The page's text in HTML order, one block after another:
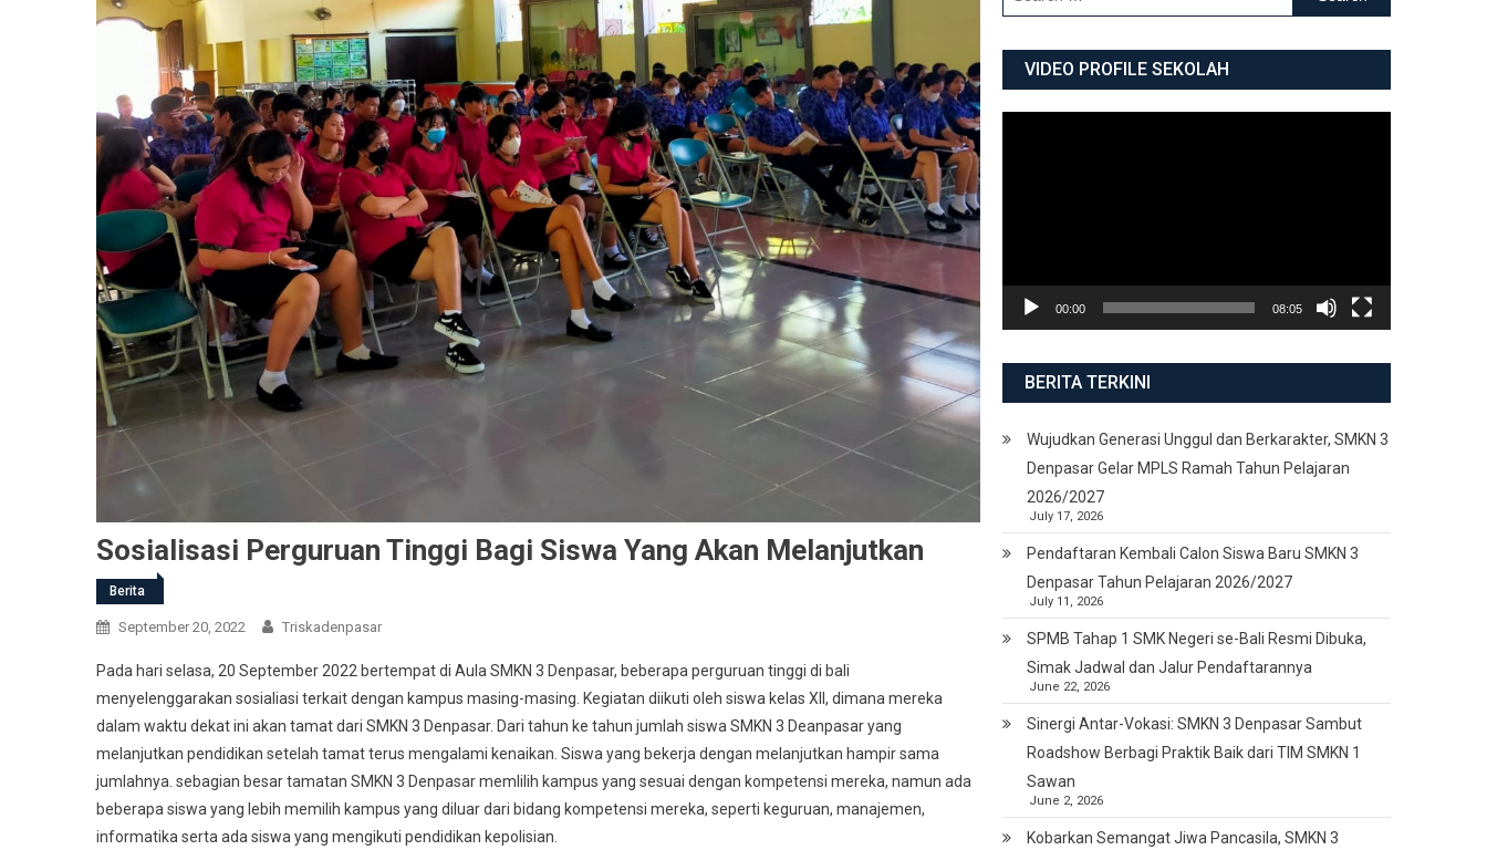
Sosialisasi Perguruan Tinggi Bagi Siswa Yang Akan Melanjutkan
Berita
September 20, 2022 Triskadenpasar
Pada hari selasa, 20 September 2022 bertempat di Aula SMKN 3 Denpasar, beberapa perguruan tinggi di bali
menyelenggarakan sosialiasi terkait dengan kampus masing-masing. Kegiatan diikuti oleh siswa kelas XII, dimana mereka
dalam waktu dekat ini akan tamat dari SMKN 3 Denpasar. Dari tahun ke tahun jumlah siswa SMKN 3 Deanpasar yang
melanjutkan pendidikan setelah tamat terus mengalami kenaikan. Siswa yang bekerja dengan melanjutkan hampir sama
jumlahnya. sebagian besar tamatan SMKN 3 Denpasar memlilih kampus yang sesuai dengan kompetensi mereka, namun ada
beberapa siswa yang lebih memilih kampus yang diluar dari bidang kompetensi mereka, seperti keguruan, manajemen,
informatika serta ada siswa yang mengikuti pendidikan kepolisian.
VIDEO PROFILE SEKOLAH
00:00 08:05
BERITA TERKINI
Wujudkan Generasi Unggul dan Berkarakter, SMKN 3
Denpasar Gelar MPLS Ramah Tahun Pelajaran
2026/2027
July 17, 2026
Pendaftaran Kembali Calon Siswa Baru SMKN 3
Denpasar Tahun Pelajaran 2026/2027
July 11, 2026
SPMB Tahap 1 SMK Negeri se-Bali Resmi Dibuka,
Simak Jadwal dan Jalur Pendaftarannya
June 22, 2026
Sinergi Antar-Vokasi: SMKN 3 Denpasar Sambut
Roadshow Berbagi Praktik Baik dari TIM SMKN 1
Sawan
June 2, 2026
Kobarkan Semangat Jiwa Pancasila, SMKN 3